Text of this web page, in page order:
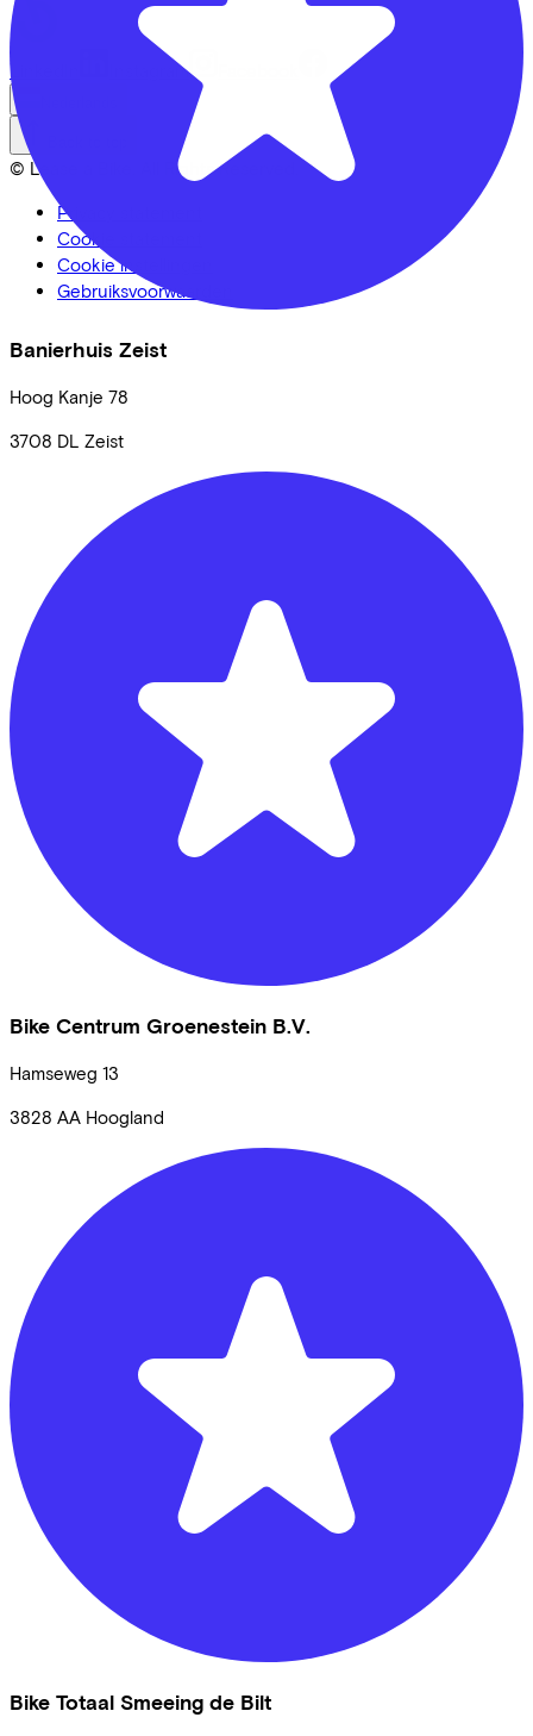
Banierhuis Zeist
Hoog Kanje 78
3708 DL Zeist
Bike Centrum Groenestein B.V.
Hamseweg 13
3828 AA Hoogland
Bike Totaal Smeeing de Bilt
LinkedIn Instagram
© Lease a Bike. All Rights Reserved.
Privacy statement
Cookie statement
Cookie instellingen
Gebruiksvoorwaarden